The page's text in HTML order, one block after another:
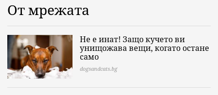
От мрежата
Не е инат! Защо кучето ви
унищожава вещи, когато остане
само
dogsandcats.bg